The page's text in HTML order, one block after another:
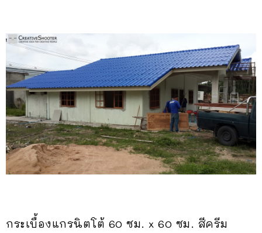
กระเบื้องแกรนิตโต้ 60 ซม. x 60 ซม. สีครีม